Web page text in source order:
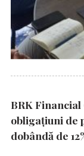
BRK Financial
obligațiuni de
dobândă de